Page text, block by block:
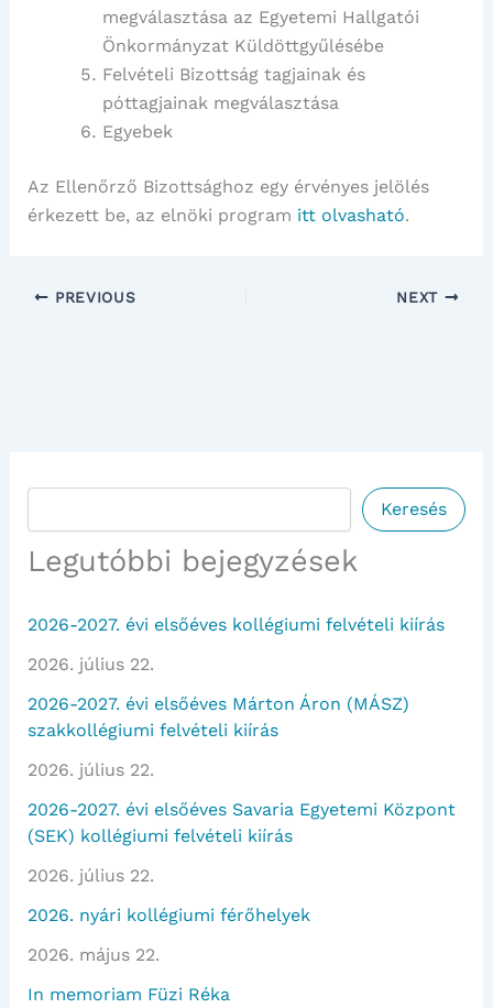
megválasztása az Egyetemi Hallgatói
Önkormányzat Küldöttgyűlésébe
Felvételi Bizottság tagjainak és
póttagjainak megválasztása
Egyebek
Az Ellenőrző Bizottsághoz egy érvényes jelölés
érkezett be, az elnöki program itt olvasható.
PREVIOUS NEXT
Keresés
Legutóbbi bejegyzések
2026-2027. évi elsőéves kollégiumi felvételi kiírás
2026. július 22.
2026-2027. évi elsőéves Márton Áron (MÁSZ)
szakkollégiumi felvételi kiírás
2026. július 22.
2026-2027. évi elsőéves Savaria Egyetemi Központ
(SEK) kollégiumi felvételi kiírás
2026. július 22.
2026. nyári kollégiumi férőhelyek
2026. május 22.
In memoriam Füzi Réka